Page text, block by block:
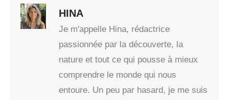
HINA
Je m'appelle Hina, rédactrice
passionnée par la découverte, la
nature et tout ce qui pousse à mieux
comprendre le monde qui nous
entoure. Un peu par hasard, je me suis